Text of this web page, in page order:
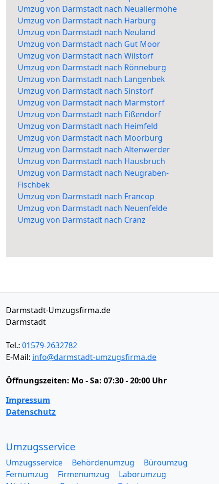
Umzug von Darmstadt nach Neuallermöhe
Umzug von Darmstadt nach Harburg
Umzug von Darmstadt nach Neuland
Umzug von Darmstadt nach Gut Moor
Umzug von Darmstadt nach Wilstorf
Umzug von Darmstadt nach Rönneburg
Umzug von Darmstadt nach Langenbek
Umzug von Darmstadt nach Sinstorf
Umzug von Darmstadt nach Marmstorf
Umzug von Darmstadt nach Eißendorf
Umzug von Darmstadt nach Heimfeld
Umzug von Darmstadt nach Moorburg
Umzug von Darmstadt nach Altenwerder
Umzug von Darmstadt nach Hausbruch
Umzug von Darmstadt nach Neugraben-
Fischbek
Umzug von Darmstadt nach Francop
Umzug von Darmstadt nach Neuenfelde
Umzug von Darmstadt nach Cranz
Darmstadt-Umzugsfirma.de
Darmstadt
Tel.: 01579-2632782
E-Mail: info@darmstadt-umzugsfirma.de
Öffnungszeiten: Mo - Sa: 07:30 - 20:00 Uhr
Impressum
Datenschutz
Umzugsservice
Umzugsservice Behördenumzug
Büroumzug
Fernumzug
Firmenumzug
Laborumzug